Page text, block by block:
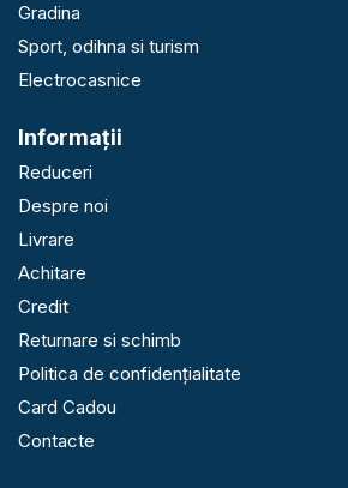
Gradina
Sport, odihna si turism
Electrocasnice
Informaţii
Reduceri
Despre noi
Livrare
Achitare
Credit
Returnare si schimb
Politica de confidențialitate
Card Cadou
Contacte